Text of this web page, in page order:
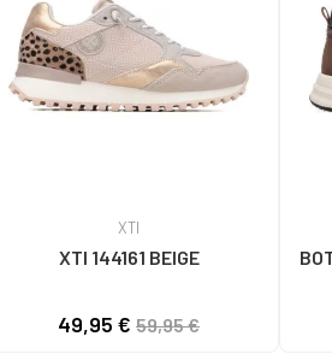
XTI
XTI 144161 BEIGE
49,95 € 59,95 €